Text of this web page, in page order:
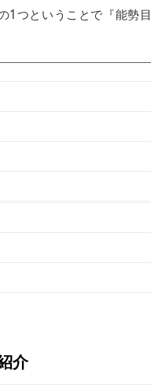
1つということで『能勢
介